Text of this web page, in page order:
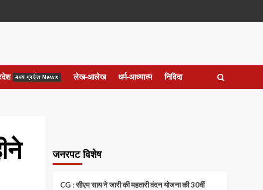
मध्य प्रदेश News लेख-आलेख धर्म-आध्यात्म निविदा
जनरपट विशेष
CG : सीएम साय ने जारी की महतारी वंदन योजना की 30वीं